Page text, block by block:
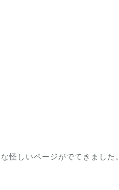
怪しいページがでてきました。